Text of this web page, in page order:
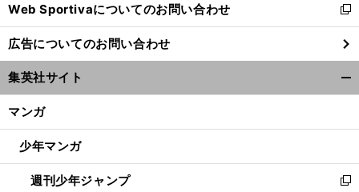
く
Web Sportivaについてのお問い合わせ
新
し
い
ウ
ィ
ン
ウ
開
く
広告についてのお問い合わせ
集英社サイト
マンガ
少年マンガ
週刊少年ジャンプ
新